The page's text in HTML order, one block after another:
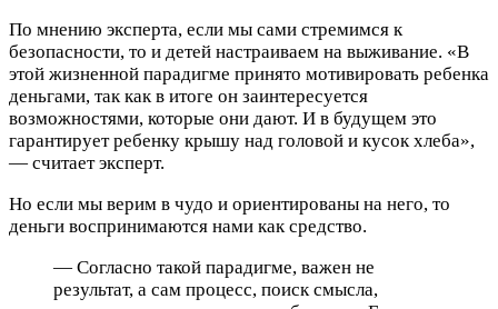
По мнению эксперта, если мы сами стремимся к
безопасности, то и детей настраиваем на выживание. «В
этой жизненной парадигме принято мотивировать ребенка
деньгами, так как в итоге он заинтересуется
возможностями, которые они дают. И в будущем это
гарантирует ребенку крышу над головой и кусок хлеба»,
— считает эксперт.
Но если мы верим в чудо и ориентированы на него, то
деньги воспринимаются нами как средство.
— Согласно такой парадигме, важен не
результат, а сам процесс, поиск смысла,